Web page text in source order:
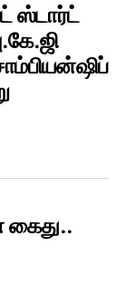
ஸ்டார்ட்
கைது..